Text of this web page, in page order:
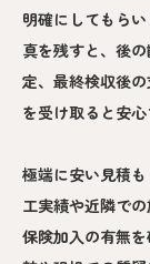
明確にしてもら
真を残すと、後
定、最終検収後
を受け取ると安心
極端に安い見積
工実績や近隣で
保険加入の有無